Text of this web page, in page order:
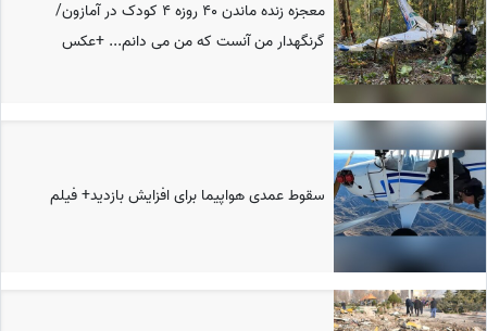
معجزه زنده ماندن 40 روزه 4 کودک در آمازون/
گرنگهدار من آنست که من می دانم... +عکس
سقوط عمدی هواپیما برای افزایش بازدید+ فیلم